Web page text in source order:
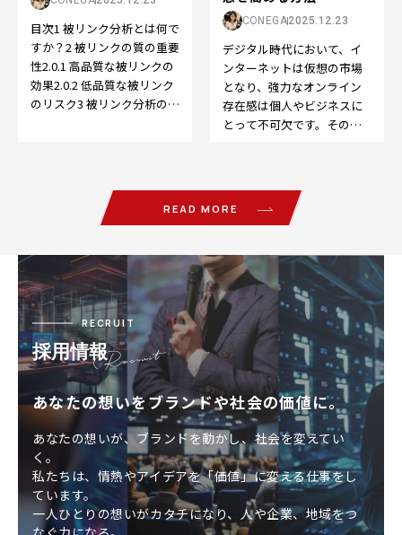
目次1 被リンク分析とは何で
すか？2 被リンクの質の重要
性2.0.1 高品質な被リンクの
効果2.0.2 低品質な被リンク
のリスク3 被リンク分析のス
CONEGA2025.12.23
デジタル時代において、イ
ンターネットは仮想の市場
となり、強力なオンライン
存在感は個人やビジネスに
とって不可欠です。そのた
READ MORE
RECRUIT
採用情報
あなたの想いをブランドや社会の価値に。
あなたの想いが、ブランドを動かし、社会を変えてい
く。
私たちは、情熱やアイデアを「価値」に変える仕事をし
ています。
一人ひとりの想いがカタチになり、人や企業、地域をつ